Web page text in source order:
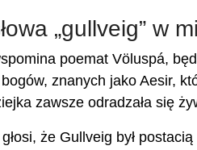
„gullveig” w
poemat Völuspá,
znanych jako Aesir,
zawsze odradzała się
że Gullveig był